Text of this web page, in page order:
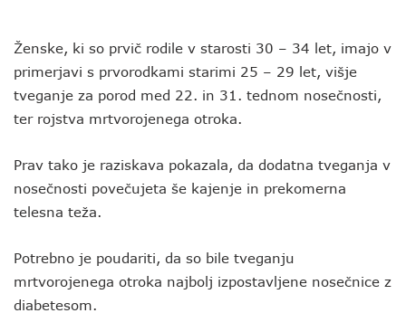
Ženske, ki so prvič rodile v starosti 30 – 34 let, imajo v
primerjavi s prvorodkami starimi 25 – 29 let, višje
tveganje za porod med 22. in 31. tednom nosečnosti,
ter rojstva mrtvorojenega otroka.
Prav tako je raziskava pokazala, da dodatna tveganja v
nosečnosti povečujeta še kajenje in prekomerna
telesna teža.
Potrebno je poudariti, da so bile tveganju
mrtvorojenega otroka najbolj izpostavljene nosečnice z
diabetesom.